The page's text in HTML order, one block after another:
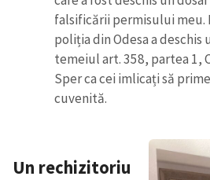
falsificării permisului meu.
poliția din Odesa a deschis
temeiul art. 358, partea 1,
Sper ca cei imlicați să
cuvenită.
Un rechizitoriu